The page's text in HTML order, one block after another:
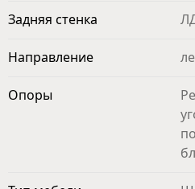
Задняя стенка
Направление
Опоры